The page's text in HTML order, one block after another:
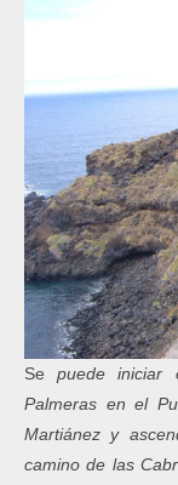
Sepuede iniciar
Palmeras en el
Martiánez y
camino de las